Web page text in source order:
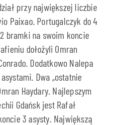
przy największej liczbie
Paixao. Portugalczyk do 4
bramki na swoim koncie
dołożyli Omran
Dodatkowo Nalepa
Dwa „ostatnie
Haydary. Najlepszym
Gdańsk jest Rafał
3 asysty. Największą